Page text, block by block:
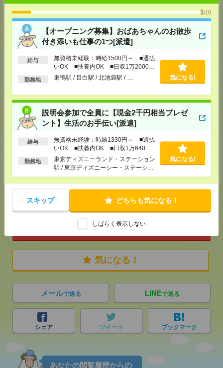
1/10
【オープニング募集】おばあちゃんのお散歩
付き添いも仕事の1つ[派遣]
給与
無資格未経験：時給1500円～ ■週払
いOK ■扶養内OK ■日収1万2000円
以上
勤務地 巣鴨駅 / 目白駅 / 北池袋駅 / … 気になる!
説明会参加で全員に【現金2千円相当プレゼ
ント】生活のお手伝い[派遣]
給与
無資格未経験：時給1330円～ ■週払
いOK ■扶養内OK ■日収1万640円
以上
勤務地
東京ディズニーランド・ステーション
駅 / 東京ディズニーシー・ステーショ
ン駅 / リゾートゲートウェイ・ステー
ション駅 / …
気になる!
スキップ どちらも気になる！
しばらく表示しない
持ち物
≪来社登録の場合≫
●本人確認書類(免許証、パスポート、学生証ほか)
●本人名義の銀行口座が分かるもの(カード、通帳のどちらでも可)
●現住所がわかるもの(公共料金や携帯電話の請求書など)
所要時間
≪来社登録≫1時間程度
≪WEB登録≫30分程度
登録場所
株式会社バイトレ(東京本部)
〒163-0633
TEL：0120-49-0451
受付可能日時：お電話の場合はお時間がかかる場合がございますのでWEB
からの応募がおすすめです！エントリーボタンからの応募受付は24時間
応募ページへ
気になる！
メールで送る LINEで送る
シェア ツイート ブックマーク
あなたの閲覧履歴からの